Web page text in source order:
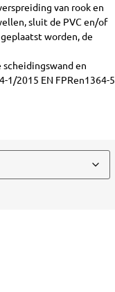
van rook en
sluit de PVC en/of
worden, de
en
1/2015 EN FPRen1364-5